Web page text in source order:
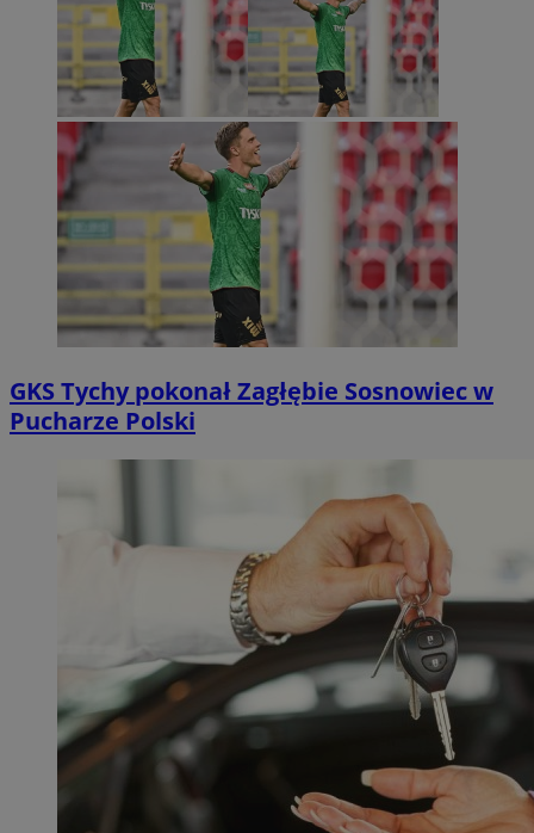
GKS Tychy pokonał Zagłębie Sosnowiec w
Pucharze Polski